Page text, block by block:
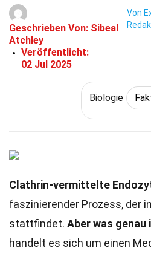
Geschrieben Von: Sibeal
Atchley
Veröffentlicht:
02 Jul 2025
Von
Biologie
Clathrin-vermittelte
faszinierender Prozess, der
stattfindet. Aber was genau
handelt es sich um einen